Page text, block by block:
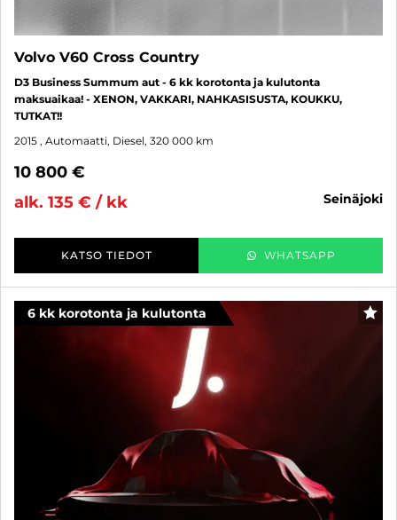
Volvo V60 Cross Country
D3 Business Summum aut - 6 kk korotonta ja kulutonta
maksuaikaa! - XENON, VAKKARI, NAHKASISUSTA, KOUKKU,
TUTKAT!!
2015 , Automaatti, Diesel, 320 000 km
10 800 €
alk. 135 € / kk
seinäjoki
KATSO TIEDOT WHATSAPP
6 kk korotonta ja kulutonta